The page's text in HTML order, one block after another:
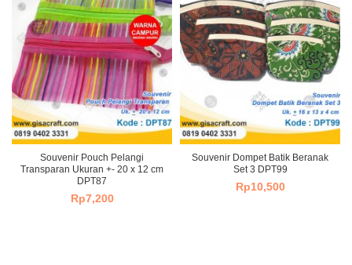
Souvenir Pouch Pelangi
Transparan Ukuran +- 20 x 12 cm
DPT87
Rp7,200
Souvenir Dompet Batik Beranak
Set 3 DPT99
Rp10,500